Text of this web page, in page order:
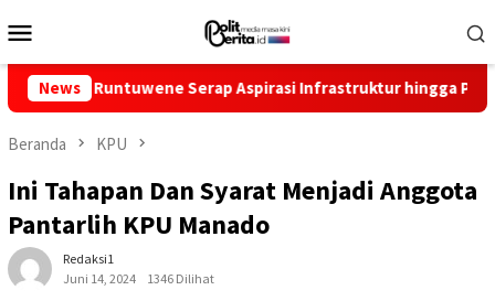
ke
Mobile
News Serap Aspirasi Infrastruktur hingga Pemberdayaan
Beranda KPU
Ini Tahapan Dan Syarat Menjadi Anggota
Pantarlih KPU Manado
Redaksi1
Juni 14, 2024
1346 Dilihat